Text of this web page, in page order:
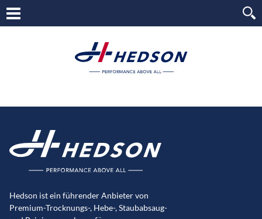
Hedson ist ein führender Anbieter von
Premium-Trocknungs-, Hebe-, Staubabsaug-